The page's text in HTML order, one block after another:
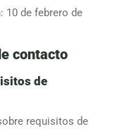
10 de febrero de
contacto
de
requisitos de